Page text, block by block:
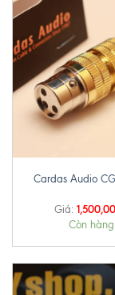
Cardas Audio CG
Giá:
Còn hàng